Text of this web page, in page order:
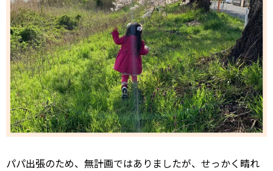
パパ出張のため、無計画ではありましたが、せっかく晴れ